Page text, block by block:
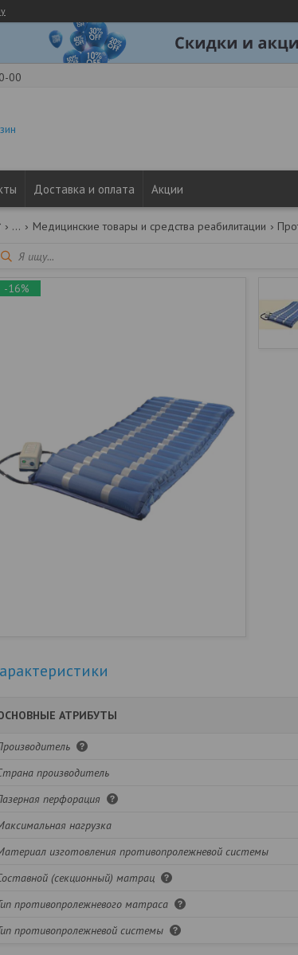
00
Доставка и оплата Акции
... Медицинские товары и средства реабилитации
-16%
АТРИБУТЫ
производитель
перфорация
нагрузка
изготовления противопролежневой системы
(секционный) матрац
противопролежневого матраса
противопролежневой системы